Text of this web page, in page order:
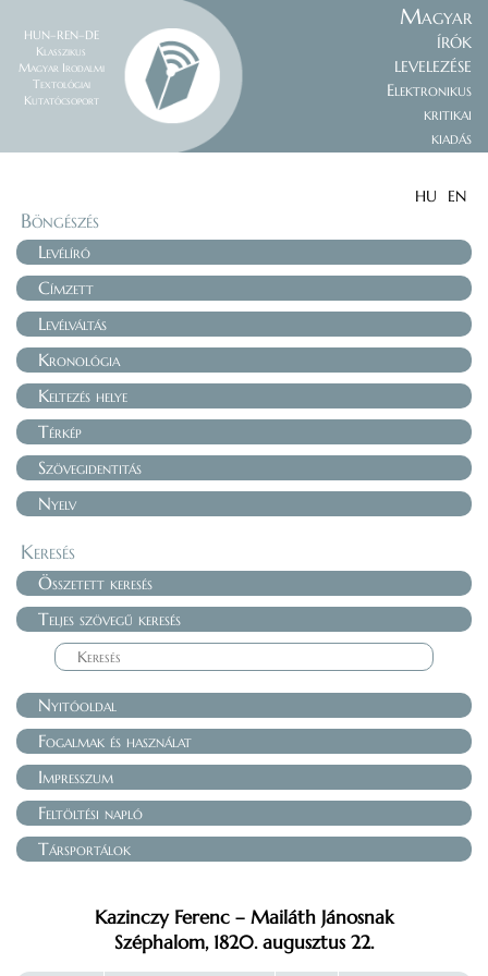
HUN–REN–DE
Klasszikus
Magyar Irodalmi
Textológiai
Kutatócsoport
Magyar
írók
levelezése
Elektronikus
kritikai
kiadás
HU EN
Böngészés
Levélíró
Címzett
Levélváltás
Kronológia
Keltezés helye
Térkép
Szövegidentitás
Nyelv
Keresés
Összetett keresés
Teljes szövegű keresés
Nyitóoldal
Fogalmak és használat
Impresszum
Feltöltési napló
Társportálok
Kazinczy Ferenc – Mailáth Jánosnak
Széphalom, 1820. augusztus 22.